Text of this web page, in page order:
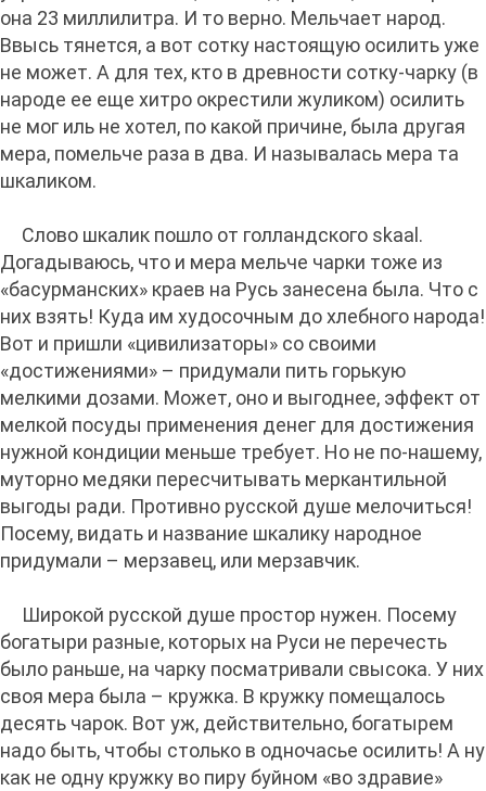
она 23 миллилитра. И то верно. Мельчает народ.
Ввысь тянется, а вот сотку настоящую осилить уже
не может. А для тех, кто в древности сотку-чарку (в
народе ее еще хитро окрестили жуликом) осилить
не мог иль не хотел, по какой причине, была другая
мера, помельче раза в два. И называлась мера та
шкаликом.
Слово шкалик пошло от голландского skaal.
Догадываюсь, что и мера мельче чарки тоже из
«басурманских» краев на Русь занесена была. Что с
них взять! Куда им худосочным до хлебного народа!
Вот и пришли «цивилизаторы» со своими
«достижениями» – придумали пить горькую
мелкими дозами. Может, оно и выгоднее, эффект от
мелкой посуды применения денег для достижения
нужной кондиции меньше требует. Но не по-нашему,
муторно медяки пересчитывать меркантильной
выгоды ради. Противно русской душе мелочиться!
Посему, видать и название шкалику народное
придумали – мерзавец, или мерзавчик.
Широкой русской душе простор нужен. Посему
богатыри разные, которых на Руси не перечесть
было раньше, на чарку посматривали свысока. У них
своя мера была – кружка. В кружку помещалось
десять чарок. Вот уж, действительно, богатырем
надо быть, чтобы столько в одночасье осилить! А ну
как не одну кружку во пиру буйном «во здравие»